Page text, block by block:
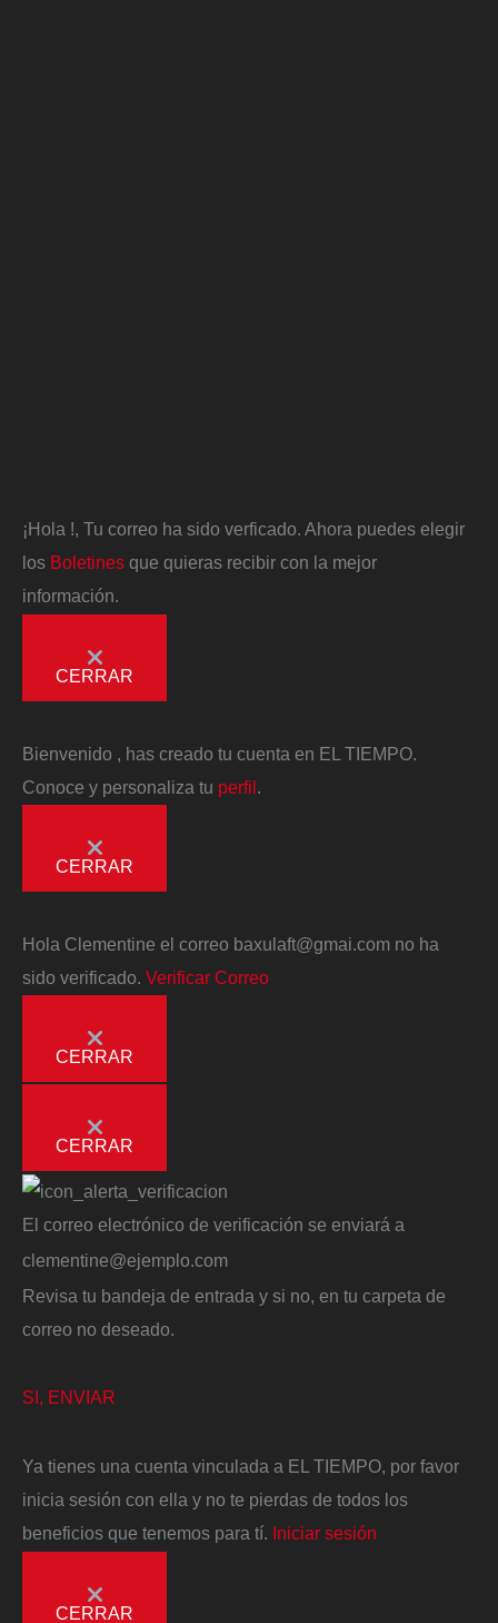
¡Hola !, Tu correo ha sido verficado. Ahora puedes elegir
los Boletines que quieras recibir con la mejor
información.
CERRAR
Bienvenido
, has creado tu cuenta en EL TIEMPO.
Conoce y personaliza tu perfil
CERRAR
Hola Clementine el correo baxulaft@gmai.com no ha
sido verificado. Verificar Correo
CERRAR
CERRAR
El correo electrónico de verificación se enviará a
clementine@ejemplo.com
Revisa tu bandeja de entrada y si no, en tu carpeta de
correo no deseado.
SI, ENVIAR
Ya tienes una cuenta vinculada a EL TIEMPO, por favor
inicia sesión con ella y no te pierdas de todos los
beneficios que tenemos para tí. Iniciar sesión
CERRAR